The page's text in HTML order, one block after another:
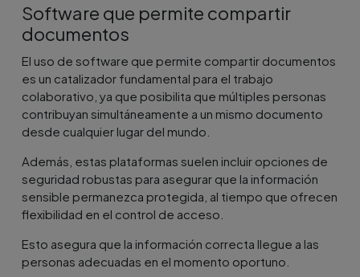
Software que permite compartir
documentos
El uso de software que permite compartir documentos
es un catalizador fundamental para el trabajo
colaborativo, ya que posibilita que múltiples personas
contribuyan simultáneamente a un mismo documento
desde cualquier lugar del mundo.
Además, estas plataformas suelen incluir opciones de
seguridad robustas para asegurar que la información
sensible permanezca protegida, al tiempo que ofrecen
flexibilidad en el control de acceso.
Esto asegura que la información correcta llegue a las
personas adecuadas en el momento oportuno.